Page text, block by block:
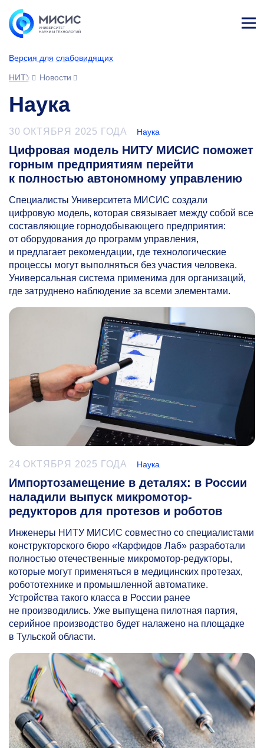
Версия для слабовидящих
НИТУ МИСИС
Новости
Наука
30 ОКТЯБРЯ 2025 ГОДА Наука
Цифровая модель НИТУ МИСИС поможет
горным предприятиям перейти
к полностью автономному управлению
Специалисты Университета МИСИС создали
цифровую модель, которая связывает между собой все
составляющие горнодобывающего предприятия:
от оборудования до программ управления,
и предлагает рекомендации, где технологические
процессы могут выполняться без участия человека.
Универсальная система применима для организаций,
где затруднено наблюдение за всеми элементами.
24 ОКТЯБРЯ 2025 ГОДА Наука
Импортозамещение в деталях: в России
наладили выпуск микромотор-
редукторов для протезов и роботов
Инженеры НИТУ МИСИС совместно со специалистами
конструкторского бюро «Карфидов Лаб» разработали
полностью отечественные микромотор-редукторы,
которые могут применяться в медицинских протезах,
робототехнике и промышленной автоматике.
Устройства такого класса в России ранее
не производились. Уже выпущена пилотная партия,
серийное производство будет налажено на площадке
в Тульской области.